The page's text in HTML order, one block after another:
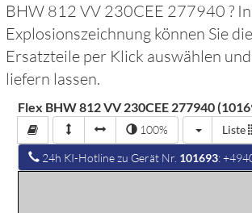
BHW 812 VV 230CEE 277940?
Explosionszeichnung können Sie
Ersatzteile per Klick auswählen
liefern lassen.
Flex BHW 812 VV 230CEE 277940
100% Liste
24h KI-Hotline zu Gerät Nr. 101693: